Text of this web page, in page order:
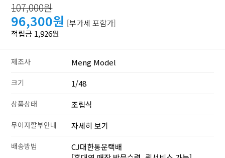
107,000원
96,300원 [부가세 포함가]
적립금 1,926원
제조사 Meng Model
크기 1/48
상품상태 조립식
무이자할부안내 자세히 보기
배송방법
CJ대한통운택배